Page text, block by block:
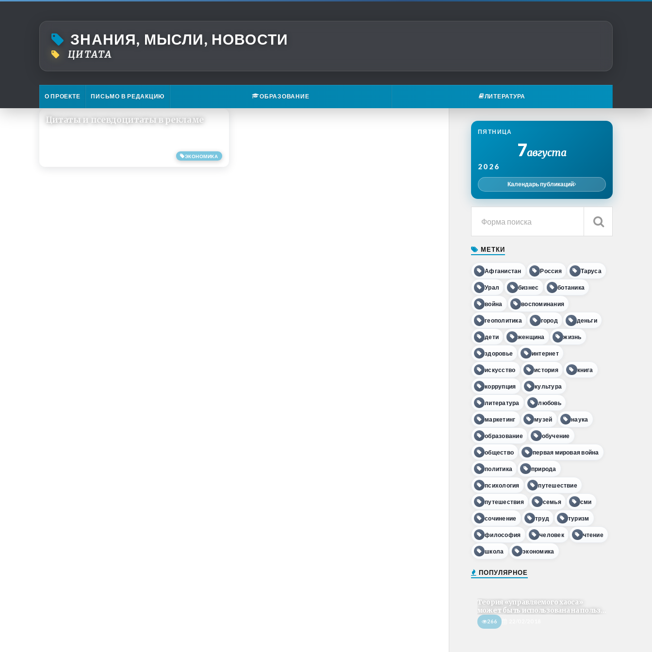
ЗНАНИЯ, МЫСЛИ, НОВОСТИ
ЦИТАТА
О ПРОЕКТЕ ПИСЬМО В РЕДАКЦИЮ ОБРАЗОВАНИЕ ЛИТЕРАТУРА
ЭКОНОМИКА
Цитаты и псевдоцитаты в рекламе
ПЯТНИЦА
7августа
2026
Календарь публикаций
МЕТКИ
Афганистан Россия Таруса
Урал бизнес ботаника
война воспоминания
геополитика город деньги
дети женщина жизнь
здоровье интернет
искусство история книга
коррупция культура
литература любовь
маркетинг музей наука
образование обучение
общество первая мировая война
политика природа
психология путешествие
путешествия семья сми
сочинение труд туризм
философия человек чтение
школа экономика
ПОПУЛЯРНОЕ
Теория «управляемого хаоса»
может быть использована на польз...
266